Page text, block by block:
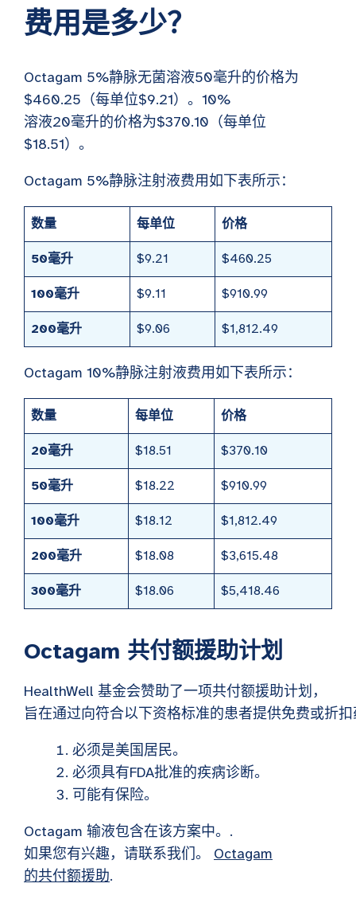
费用是多少？
Octagam 5%静脉无菌溶液50毫升的价格为
$460.25（每单位$9.21）。10%
溶液20毫升的价格为$370.10（每单位
$18.51）。
Octagam 5%静脉注射液费用如下表所示：
数量 每单位 价格
50毫升 $9.21 $460.25
100毫升 $9.11 $910.99
200毫升 $9.06 $1,812.49
Octagam 10%静脉注射液费用如下表所示：
数量 每单位 价格
20毫升 $18.51 $370.10
50毫升 $18.22 $910.99
100毫升 $18.12 $1,812.49
200毫升 $18.08 $3,615.48
300毫升 $18.06 $5,418.46
Octagam 共付额援助计划
HealthWell 基金会赞助了一项共付额援助计划，
旨在通过向符合以下资格标准的患者提供免费或折
必须是美国居民。
必须具有FDA批准的疾病诊断。
可能有保险。
Octagam 输液包含在该方案中。.
如果您有兴趣，请联系我们。 Octagam
的共付额援助.